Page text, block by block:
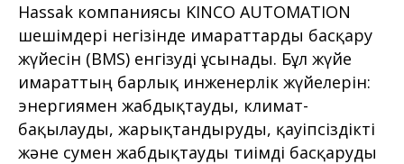
Hassak компаниясы KINCO AUTOMATION
шешімдері негізінде ғимараттарды басқару
жүйесін (BMS) енгізуді ұсынады. Бұл жүйе
ғимараттың барлық инженерлік жүйелерін:
энергиямен жабдықтауды, климат-
бақылауды, жарықтандыруды, қауіпсіздікті
және сумен жабдықтауды тиімді басқаруды